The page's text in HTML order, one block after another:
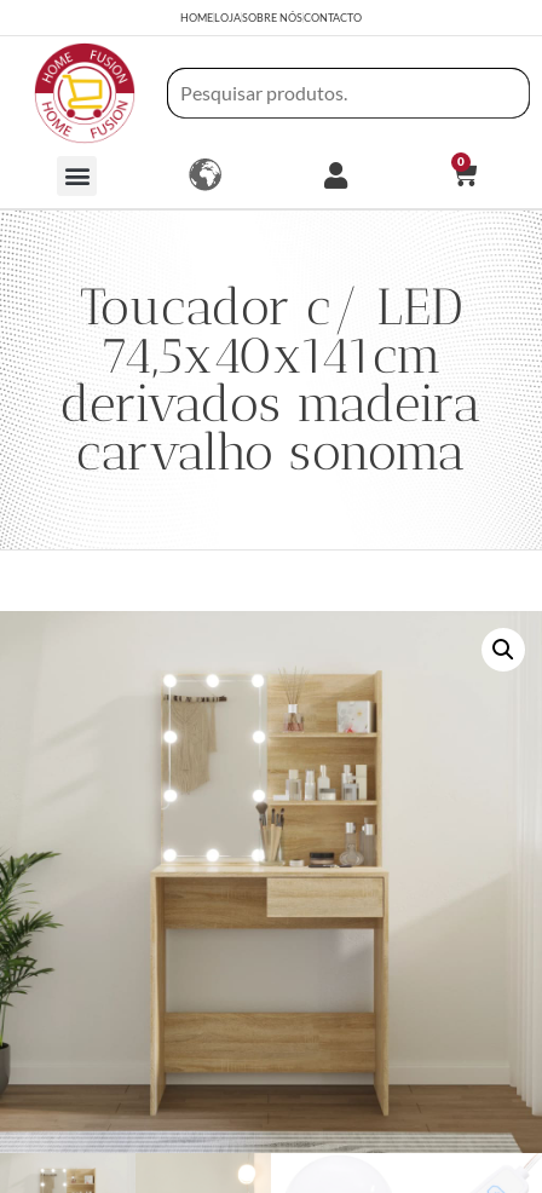
HOMELOJASOBRE NÓSCONTACTO
0
Toucador c/ LED
74,5x40x141cm
derivados madeira
carvalho sonoma